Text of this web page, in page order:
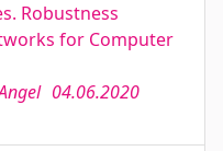
Robustness
for Computer
04.06.2020